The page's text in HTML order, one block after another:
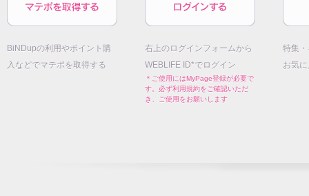
BiNDupの利用やポイント購
入などでマテポを取得する
右上のログインフォームから
WEBLIFE ID*でログイン
＊ご使用にはMyPage登録が必要で
す。必ず利用規約をご確認いただ
き、ご使用をお願いします
特集
お気